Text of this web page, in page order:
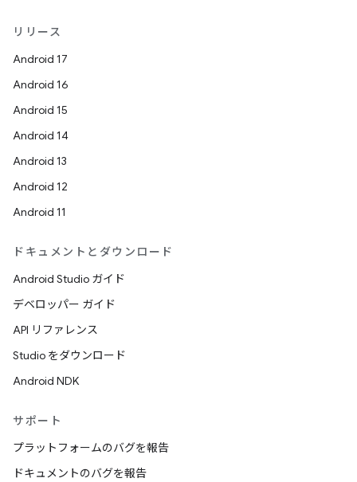
リリース
Android 17
Android 16
Android 15
Android 14
Android 13
Android 12
Android 11
ドキュメントとダウンロード
Android Studio ガイド
デベロッパー ガイド
API リファレンス
Studio をダウンロード
Android NDK
サポート
プラットフォームのバグを報告
ドキュメントのバグを報告